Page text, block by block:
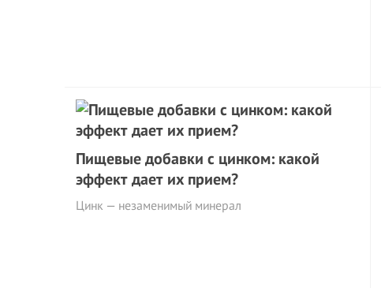
Пищевые добавки с цинком: какой
эффект дает их прием?
Цинк — незаменимый минерал